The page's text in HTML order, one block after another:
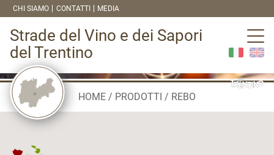
CHI SIAMO CONTATTI MEDIA
Strade del Vino e dei Sapori
del Trentino
HOME PRODOTTI REBO